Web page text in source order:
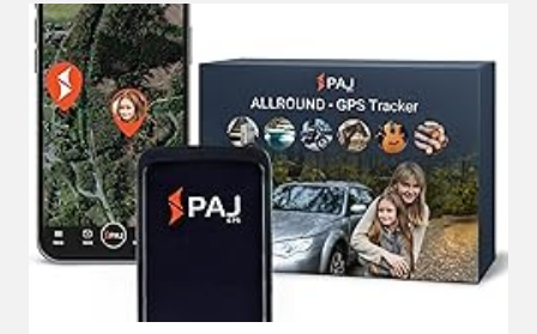
OHNE
ABO
GPS
TRACKER
AUTO
90
TAGE